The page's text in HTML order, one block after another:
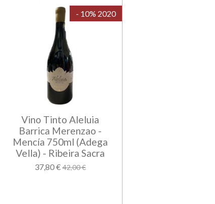
- 10% 2020
Vino Tinto Aleluia
Barrica Merenzao -
Mencía 750ml (Adega
Vella) - Ribeira Sacra
37,80 € 42,00 €